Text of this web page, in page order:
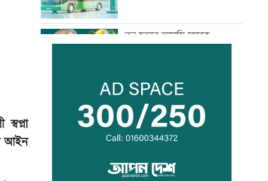
আইন
তনু হত্যার আসামি সাবেক
দুদকের মামলায় ঢাকা ব্যাংকের ৪
কর্মকর্তার কারাদণ্ড
বিপ্লবের ডাক দিয়েছিলেন: